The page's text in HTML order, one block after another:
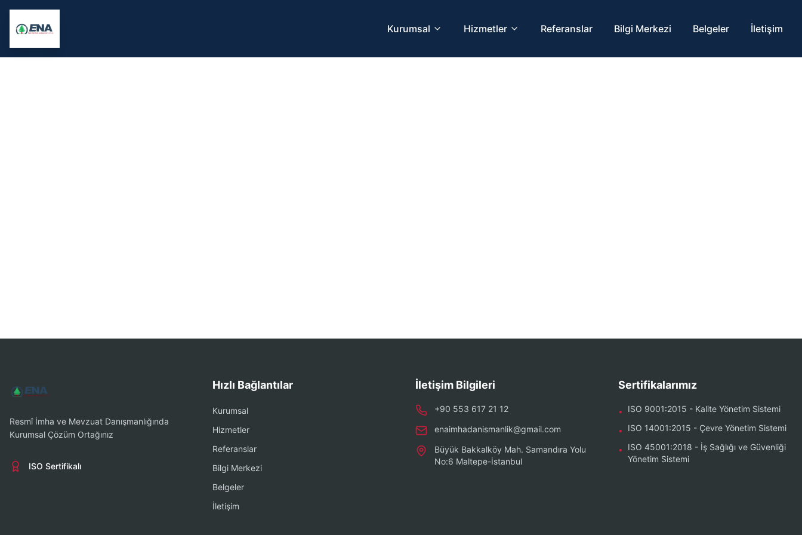
Kurumsal Hizmetler Referanslar Bilgi Merkezi Belgeler İletişim
Resmî İmha ve Mevzuat Danışmanlığında
Kurumsal Çözüm Ortağınız
ISO Sertifikalı
Hızlı Bağlantılar
Kurumsal
Hizmetler
Referanslar
Bilgi Merkezi
Belgeler
İletişim
İletişim Bilgileri
+90 553 617 21 12
enaimhadanismanlik@gmail.com
Büyük Bakkalköy Mah. Samandıra Yolu
No:6 Maltepe-İstanbul
Sertifikalarımız
• ISO 9001:2015 - Kalite Yönetim Sistemi
• ISO 14001:2015 - Çevre Yönetim Sistemi
•
ISO 45001:2018 - İş Sağlığı ve Güvenliği
Yönetim Sistemi